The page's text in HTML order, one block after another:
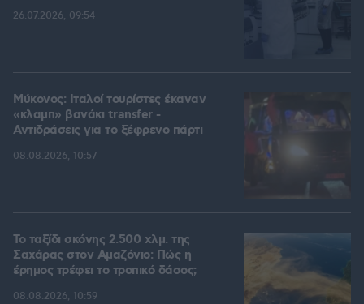
26.07.2026, 09:54
Μύκονος: Ιταλοί τουρίστες έκαναν
«κλαμπ» βανάκι transfer -
Αντιδράσεις για το ξέφρενο πάρτι
08.08.2026, 10:57
Το ταξίδι σκόνης 2.500 χλμ. της
Σαχάρας στον Αμαζόνιο: Πώς η
έρημος τρέφει το τροπικό δάσος;
08.08.2026, 10:59